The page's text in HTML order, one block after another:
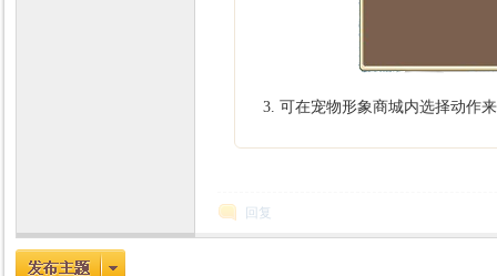
可在宠物形象商城内选择动作
回复